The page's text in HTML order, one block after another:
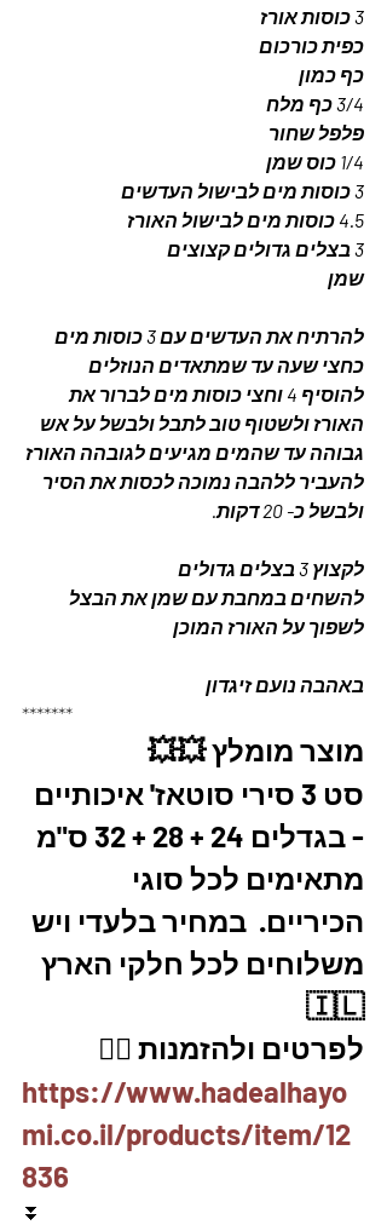
3 כוסות אורז
כפית כורכום
כף כמון
3/4 כף מלח
פלפל שחור
1/4 כוס שמן
3 כוסות מים לבישול העדשים
4.5 כוסות מים לבישול האורז
3 בצלים גדולים קצוצים
שמן
להרתיח את העדשים עם 3 כוסות מים
כחצי שעה עד שמתאדים הנוזלים
להוסיף 4 וחצי כוסות מים לברור את
האורז ולשטוף טוב לתבל ולבשל על אש
גבוהה עד שהמים מגיעים לגובהה האורז
להעביר ללהבה נמוכה לכסות את הסיר
ולבשל כ- 20 דקות.
לקצוץ 3 בצלים גדולים
להשחים במחבת עם שמן את הבצל
לשפוך על האורז המוכן
באהבה נועם זיגדון
*******
מוצר מומלץ 💥💥
סט 3 סירי סוטאז' איכותיים
- בגדלים 24 + 28 + 32 ס"מ
מתאימים לכל סוגי
הכיריים.  במחיר בלעדי ויש
משלוחים לכל חלקי הארץ
🇮🇱
לפרטים ולהזמנות 👇🏼
https://www.hadealhayo
mi.co.il/products/item/12
836
⏬